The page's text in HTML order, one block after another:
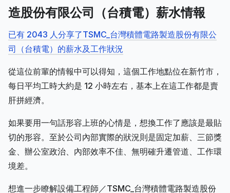
造股份有限公司（台積電）薪水情報
已有 2043 人分享了TSMC_台灣積體電路製造股份有限公
司（台積電）的薪水及工作狀況
從這位前輩的情報中可以得知，這個工作地點位在新竹市，
每日平均工時大約是 12 小時左右，基本上在這工作都是賣
肝拼經濟。
如果要用一句話形容上班的心情是，想換工作了應該是最貼
切的形容。至於公司內部實際的狀況則是固定加薪、三節獎
金、辦公室政治、內部效率不佳、無明確升遷管道、工作環
境差。
想進一步瞭解設備工程師／TSMC_台灣積體電路製造股份